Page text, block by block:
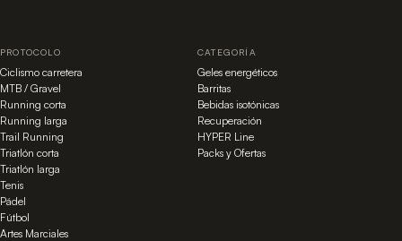
PROTOCOLO
Ciclismo carretera
MTB / Gravel
Running corta
Running larga
Trail Running
Triatlón corta
Triatlón larga
Tenis
Pádel
Fútbol
Artes Marciales
CATEGORÍA
Geles energéticos
Barritas
Bebidas isotónicas
Recuperación
HYPER Line
Packs y Ofertas